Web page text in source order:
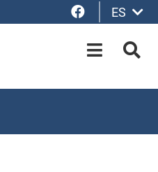
Facebook
ES
OPEN-